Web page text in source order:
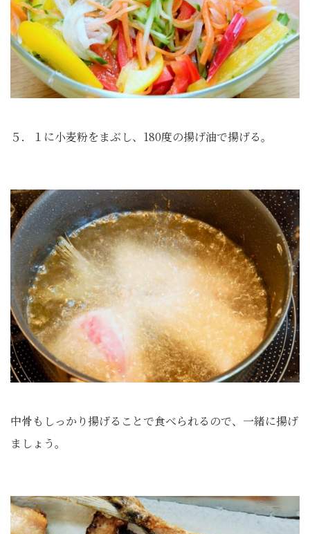
５．１に小麦粉をまぶし、180度の揚げ油で揚げる。
中骨もしっかり揚げることで食べられるので、一緒に揚げ
ましょう。